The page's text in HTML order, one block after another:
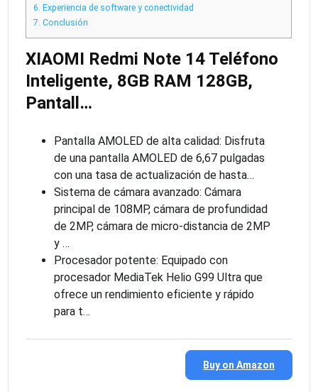
6. Experiencia de software y conectividad
7. Conclusión
XIAOMI Redmi Note 14 Teléfono
Inteligente, 8GB RAM 128GB,
Pantall…
Pantalla AMOLED de alta calidad: Disfruta
de una pantalla AMOLED de 6,67 pulgadas
con una tasa de actualización de hasta…
Sistema de cámara avanzado: Cámara
principal de 108MP, cámara de profundidad
de 2MP, cámara de micro-distancia de 2MP
y …
Procesador potente: Equipado con
procesador MediaTek Helio G99 Ultra que
ofrece un rendimiento eficiente y rápido
para t…
Buy on Amazon